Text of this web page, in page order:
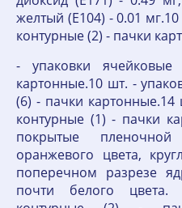
желтый (Е104) - 0.01
контурные (2) - пачки
- упаковки
картонные.10 шт. -
(6) - пачки
контурные (1) - пачки
покрытые
оранжевого цвета,
поперечном разрезе
почти белого цвета.